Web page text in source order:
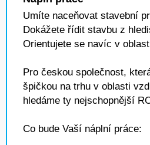
Umíte naceňovat stavební
Dokážete řídit stavbu z
Orientujete se navíc v
Pro českou společnost,
špičkou na trhu v oblasti
hledáme ty nejschopnější
Co bude Vaší náplní práce: